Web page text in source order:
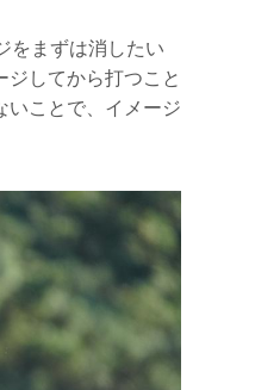
をまずは消したい
ジしてから打つこと
いことで、イメージ